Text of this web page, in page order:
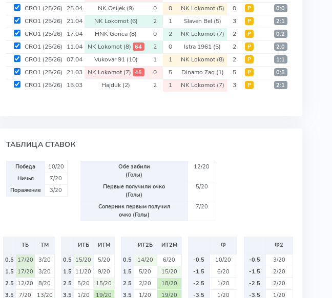
CRO1 (25/26) 25.04 NK Osijek (9) 0 0 NK Lokomot (5) 0 Р 0:0
CRO1 (25/26) 21.04 NK Lokomot (6) 2 1 Slaven Bel (5) 3 Р 2:1
CRO1 (25/26) 17.04 HNK Gorica (8) 0 2 NK Lokomot (7) 2 Р 0:2
CRO1 (25/26) 11.04 NK Lokomot (8) 64 2 0 Istra 1961 (5) 2 Р 2:0
CRO1 (25/26) 07.04 Vukovar 91 (10) 1 1 NK Lokomot (8) 2 Р 1:1
CRO1 (25/26) 21.03 NK Lokomot (7) 45 0 5 Dinamo Zag (1) 5 Р 0:5
CRO1 (25/26) 15.03 Hajduk (2) 2 1 NK Lokomot (7) 3 Р 2:1
ТАБЛИЦА СТАВОК
Победа
10/20
Ничья
7/20
Поражение
3/20
Обе забили
(Голы)
12/20
Первые получили очко
(Голы)
5/20
Соперник первым получил
очко (Голы)
7/20
ТБ
ТМ
0.5 17/20
3/20
1.5 17/20
3/20
2.5 12/20
8/20
3.5
7/20
13/20
ИТБ
ИТМ
0.5 15/20
5/20
1.5 11/20
9/20
2.5
5/20
15/20
3.5
1/20
19/20
ИТ2Б
ИТ2М
0.5
14/20
6/20
1.5
5/20
15/20
2.5
2/20
18/20
3.5
1/20
19/20
Ф
-0.5
10/20
-1.5
6/20
-2.5
1/20
-3.5
1/20
Ф2
-0.5
3/20
-1.5
2/20
-2.5
2/20
-3.5
1/20